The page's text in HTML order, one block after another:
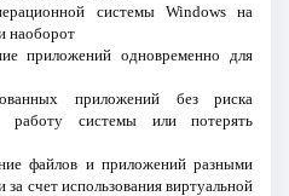
системы Windows на
наоборот
приложений одновременно для
приложений без риска
работу системы или потерять
файлов и приложений разными
счет использования виртуальной